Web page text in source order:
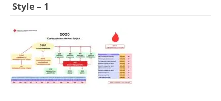
ИСТОРИЈАТ НА ЦКРМ
ИСТОРИЈАТ НА ДВИЖЕЊЕТО
СТРУКТУРА НА ОРГАНИЗАЦИЈАТА
Style – 1